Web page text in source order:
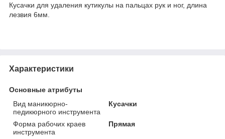
Кусачки для удаления кутикулы на пальцах рук и ног, длина
лезвия 6мм.
Характеристики
Основные атрибуты
Вид маникюрно-
педикюрного инструмента
Кусачки
Форма рабочих краев
инструмента
Прямая